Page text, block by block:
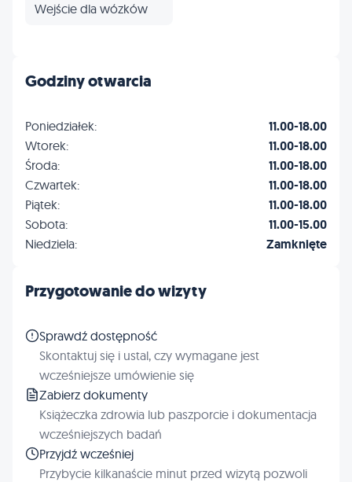
Wejście dla wózków
Godziny otwarcia
Poniedziałek: 11.00-18.00
Wtorek: 11.00-18.00
Środa: 11.00-18.00
Czwartek: 11.00-18.00
Piątek: 11.00-18.00
Sobota: 11.00-15.00
Niedziela: Zamknięte
Przygotowanie do wizyty
Sprawdź dostępność
Skontaktuj się i ustal, czy wymagane jest
wcześniejsze umówienie się
Zabierz dokumenty
Książeczka zdrowia lub paszporcie i dokumentacja
wcześniejszych badań
Przyjdź wcześniej
Przybycie kilkanaście minut przed wizytą pozwoli